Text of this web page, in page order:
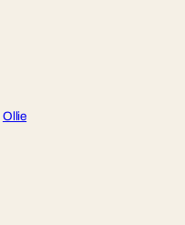
Ollie